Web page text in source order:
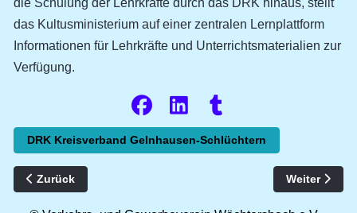
die Schulung der Lehrkräfte durch das DRK hinaus, stellt
das Kultusministerium auf einer zentralen Lernplattform
Informationen für Lehrkräfte und Unterrichtsmaterialien zur
Verfügung.
DRK Kreisverband Gelnhausen-Schlüchtern
Vorheriger Beitrag: Saisonstart mit Glanzlichtern im
Zurück Nächster
Weiter